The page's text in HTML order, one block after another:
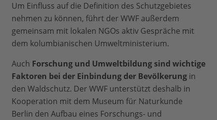
Um Einfluss auf die Definition des Schutzgebietes
nehmen zu können, führt der WWF außerdem
gemeinsam mit lokalen NGOs aktiv Gespräche mit
dem kolumbianischen Umweltministerium.
Auch Forschung und Umweltbildung sind wichtige
Faktoren bei der Einbindung der Bevölkerung in
den Waldschutz. Der WWF unterstützt deshalb in
Kooperation mit dem Museum für Naturkunde
Berlin den Aufbau eines Forschungs- und